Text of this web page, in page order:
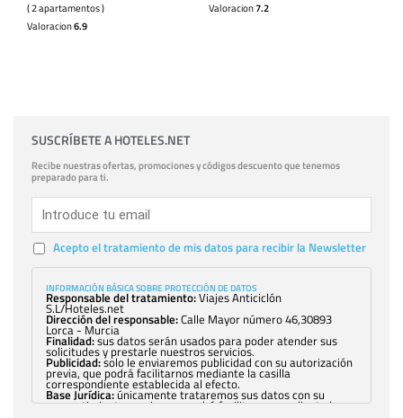
( 2 apartamentos )
Valoracion6.9
Valoracion7.2
SUSCRÍBETE A HOTELES.NET
Recibe nuestras ofertas, promociones y códigos descuento que tenemos
preparado para ti.
Acepto el tratamiento de mis datos para recibir la Newsletter
INFORMACIÓN BÁSICA SOBRE PROTECCIÓN DE DATOS
Responsable del tratamiento:Viajes Anticiclón
S.L/Hoteles.net
Dirección del responsable:Calle Mayor número 46,30893
Lorca - Murcia
Finalidad:sus datos serán usados para poder atender sus
solicitudes y prestarle nuestros servicios.
Publicidad:solo le enviaremos publicidad con su autorización
previa, que podrá facilitarnos mediante la casilla
correspondiente establecida al efecto.
Base Jurídica:únicamente trataremos sus datos con su
consentimiento previo, que podrá facilitarnos mediante la